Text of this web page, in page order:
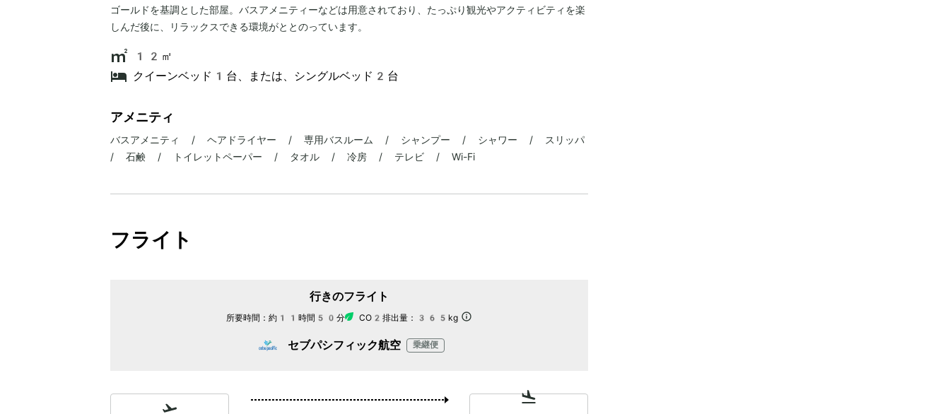
ゴールドを基調とした部屋。バスアメニティーなどは用意されており、たっぷり観光やアクティビティを楽
しんだ後に、リラックスできる環境がととのっています。
12㎡
クイーンベッド1台、または、シングルベッド2台
アメニティ
バスアメニティ / ヘアドライヤー / 専用バスルーム / シャンプー / シャワー / スリッパ
/ 石鹸 / トイレットペーパー / タオル / 冷房 / テレビ / Wi-Fi
フライト
行きのフライト
所要時間： 約11時間50分 CO2排出量： 365kg
セブパシフィック航空 乗継便